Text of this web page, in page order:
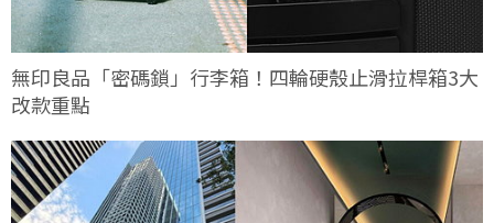
無印良品「密碼鎖」行李箱！四輪硬殼止滑拉桿箱3大
改款重點